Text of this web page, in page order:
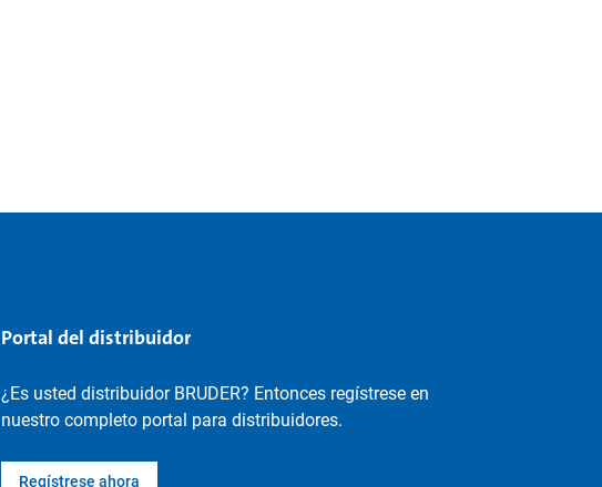
Portal del distribuidor
¿Es usted distribuidor BRUDER? Entonces regístrese en
nuestro completo portal para distribuidores.
Regístrese ahora